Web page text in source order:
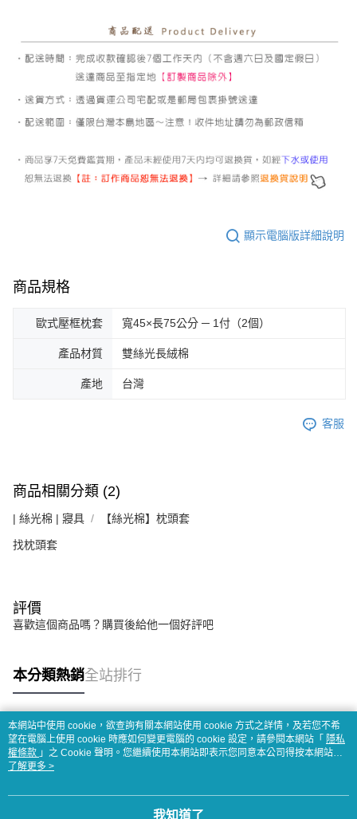
顯示電腦版詳細說明
商品規格
歐式壓框枕套 寬45×長75公分 ─ 1付（2個）
產品材質 雙絲光長絨棉
產地 台灣
客服
商品相關分類 (2)
| 絲光棉 | 寢具 【絲光棉】枕頭套
找枕頭套
評價
喜歡這個商品嗎？購買後給他一個好評吧
本分類熱銷全站排行
熱門標籤
本網站中使用 cookie，欲查詢有關本網站使用 cookie 方式之詳情，及若您不希
望在電腦上使用 cookie 時應如何變更電腦的 cookie 設定，請參閱本網站「 隱私
權條款 」之 Cookie 聲明。您繼續使用本網站即表示您同意本公司得按本網站使
用條款之 Cookie 聲明使用 cookie。
了解更多 >
我知道了